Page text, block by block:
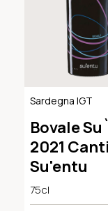
Sardegna IGT
Bovale
2021
Su'entu
75cl